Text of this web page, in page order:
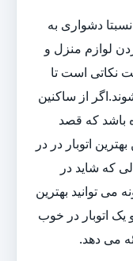
دشواری به
لوازم منزل و
نکاتی است تا
از ساکنین
باشد که قصد
اتوبار در در
که شاید در
توانید بهترین
یک اتوبار در خوب
می دهد.